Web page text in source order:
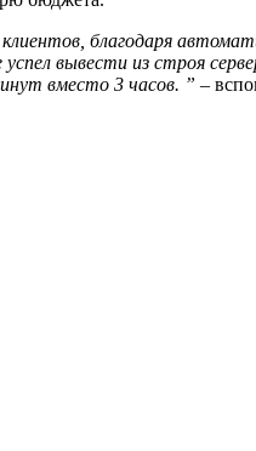
благодаря
успел вывести из строя
вместо 3 часов. ” –